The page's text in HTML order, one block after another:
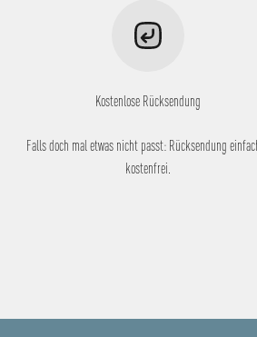
Kostenlose Rücksendung
Falls doch mal etwas nicht passt: Rücksendung
kostenfrei.